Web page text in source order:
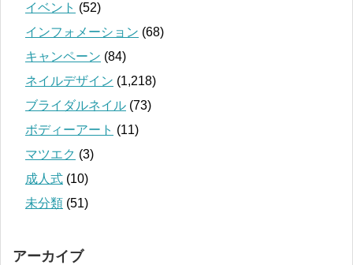
イベント (52)
インフォメーション (68)
キャンペーン (84)
ネイルデザイン (1,218)
ブライダルネイル (73)
ボディーアート (11)
マツエク (3)
成人式 (10)
未分類 (51)
アーカイブ